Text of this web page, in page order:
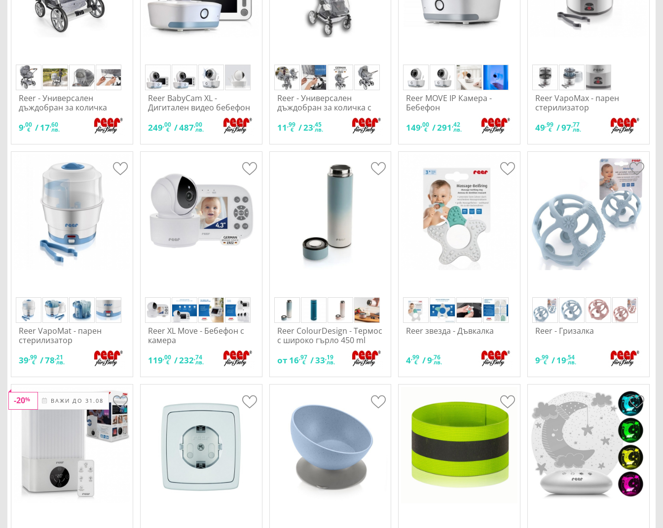
Reer - Универсален
дъждобран за количка
9,00
€ /17,60
лв.
Reer BabyCam XL -
Дигитален видео бебефон
249,00
€ /487,00
лв.
Reer - Универсален
дъждобран за количка с
11,99
€ /23,45
лв.
Reer MOVE IP Камера -
Бебефон
149,00
€ /291,42
лв.
Reer VapoMax - парен
стерилизатор
49,99
€ /97,77
лв.
Reer VapoMat - парен
стерилизатор
39,99
€ /78,21
лв.
Reer XL Move - Бебефон с
камера
119,00
€ /232,74
лв.
Reer ColourDesign - Термос
с широко гърло 450 ml
от 16,97
€ /33,19
лв.
Reer звезда - Дъвкалка
4,99
€ /9,76
лв.
Reer - Гризалка
9,99
€ /19,54
лв.
ВАЖИ ДО 31.08
-20%